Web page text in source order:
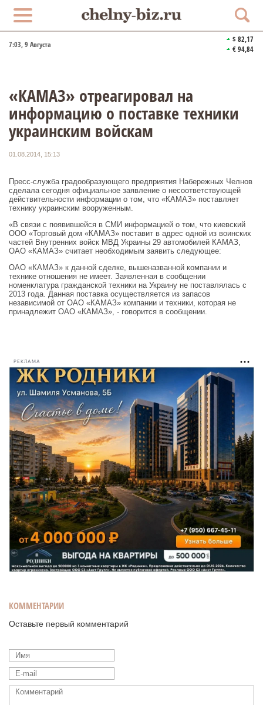
7:03, 9 Августа
$ 82,17
€ 94,84
«КАМАЗ» отреагировал на
информацию о поставке техники
украинским войскам
01.08.2014, 15:13
Пресс-служба градообразующего предприятия Набережных Челнов
сделала сегодня официальное заявление о несоответствующей
действительности информации о том, что «КАМАЗ» поставляет
технику украинским вооруженным.
«В связи с появившейся в СМИ информацией о том, что киевский
ООО «Торговый дом «КАМАЗ» поставит в адрес одной из воинских
частей Внутренних войск МВД Украины 29 автомобилей КАМАЗ,
ОАО «КАМАЗ» считает необходимым заявить следующее:
ОАО «КАМАЗ» к данной сделке, вышеназванной компании и
технике отношения не имеет. Заявленная в сообщении
номенклатура гражданской техники на Украину не поставлялась с
2013 года. Данная поставка осуществляется из запасов
независимой от ОАО «КАМАЗ» компании и техники, которая не
принадлежит ОАО «КАМАЗ», - говорится в сообщении.
РЕКЛАМА
КОММЕНТАРИИ
Оставьте первый комментарий